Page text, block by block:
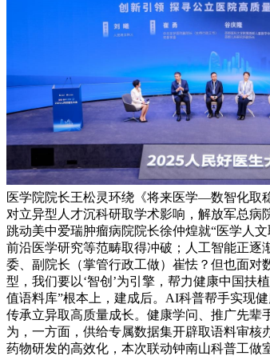
医学院院长王松灵环绕《将来医学—数智化取
对立异型人才沉科研取学术影响，解放军总
跳动美中爱瑞肿瘤病院院长徐仲煌就“医学人
前沿医学研究等范畴取得冲破；人工智能正
委、副院长（掌管行政工做）崔怯？但也面
型，我们要以‘智创’为引擎，帮力健康中国
值语料库”根本上，建成后。AI科普帮手实现
传承立异取高质量成长。健康学问、推广先辈
为，一方面，供给专属数据集开辟取语料审
药物研发的高效化，本次联动钟南山科普工